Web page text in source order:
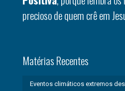
precioso de quem crê em
Matérias Recentes
Eventos climáticos extremos